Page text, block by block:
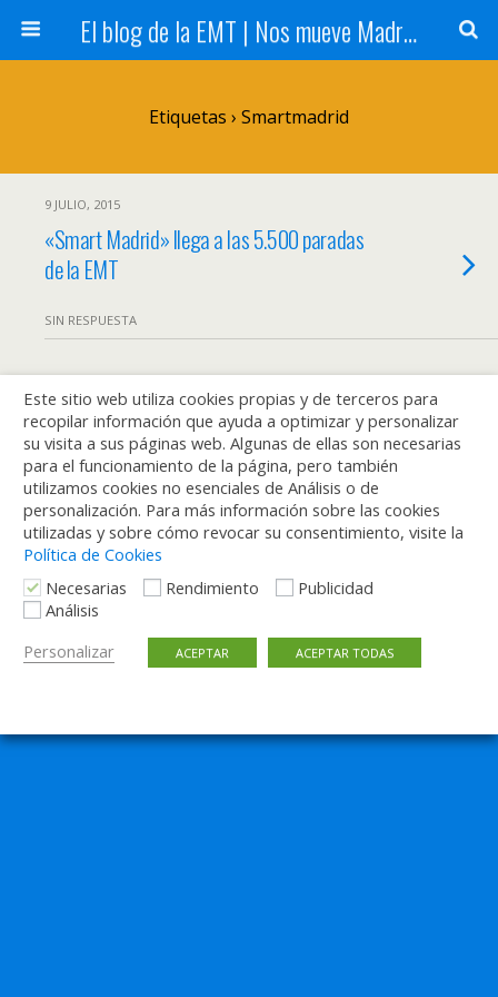
El blog de la EMT | Nos mueve Madrid
Etiquetas › Smartmadrid
9 JULIO, 2015
«Smart Madrid» llega a las 5.500 paradas
de la EMT
SIN RESPUESTA
Volver arriba
Móvil Escritorio
Este sitio web utiliza cookies propias y de terceros para
recopilar información que ayuda a optimizar y personalizar
su visita a sus páginas web. Algunas de ellas son necesarias
para el funcionamiento de la página, pero también
utilizamos cookies no esenciales de Análisis o de
personalización. Para más información sobre las cookies
utilizadas y sobre cómo revocar su consentimiento, visite la
Política de Cookies
Necesarias
Rendimiento
Publicidad
Análisis
Personalizar
ACEPTAR ACEPTAR TODAS